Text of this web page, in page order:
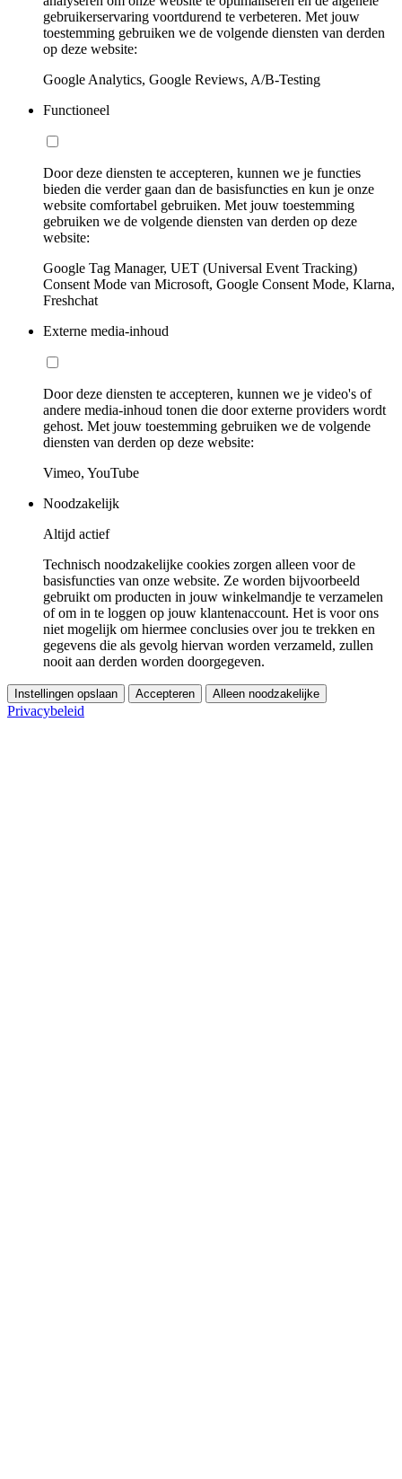
gebruikerservaring voortdurend te verbeteren. Met jouw
toestemming gebruiken we de volgende diensten van derden
op deze website:
Google Analytics, Google Reviews, A/B-Testing
Functioneel
Door deze diensten te accepteren, kunnen we je functies
bieden die verder gaan dan de basisfuncties en kun je onze
website comfortabel gebruiken. Met jouw toestemming
gebruiken we de volgende diensten van derden op deze
website:
Google Tag Manager, UET (Universal Event Tracking)
Consent Mode van Microsoft, Google Consent Mode, Klarna,
Freshchat
Externe media-inhoud
Door deze diensten te accepteren, kunnen we je video's of
andere media-inhoud tonen die door externe providers wordt
gehost. Met jouw toestemming gebruiken we de volgende
diensten van derden op deze website:
Vimeo, YouTube
Noodzakelijk
Altijd actief
Technisch noodzakelijke cookies zorgen alleen voor de
basisfuncties van onze website. Ze worden bijvoorbeeld
gebruikt om producten in jouw winkelmandje te verzamelen
of om in te loggen op jouw klantenaccount. Het is voor ons
niet mogelijk om hiermee conclusies over jou te trekken en
gegevens die als gevolg hiervan worden verzameld, zullen
nooit aan derden worden doorgegeven.
Instellingen opslaan Accepteren Alleen noodzakelijke
Privacybeleid